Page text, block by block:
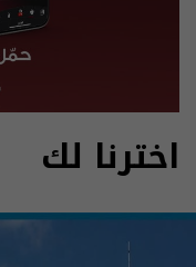
اخترنا لك